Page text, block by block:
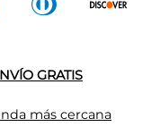
GRATIS
más cercana